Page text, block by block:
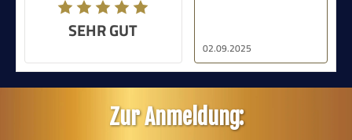
SEHR GUT
02.09.2025
Zur Anmeldung: